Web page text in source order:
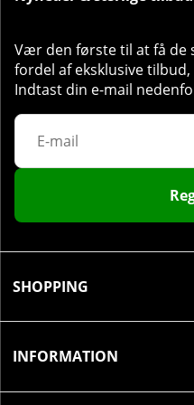
Anbefalet daglig dosis:
ikke den anbefalede
Vær den første til at få de
fordel af eksklusive
Indtast din e-mail
SHOPPING
INFORMATION